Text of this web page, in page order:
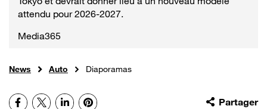
attendu pour 2026-2027.
Media365
News Auto Diaporamas
Partager
Facebook
X LinkedInPinterest